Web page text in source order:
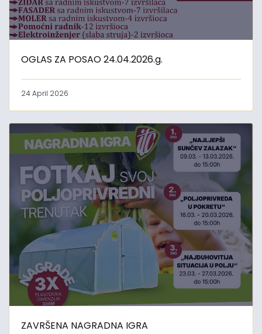
OGLAS ZA POSAO 24.04.2026.g.
24 April 2026
ZAVRŠENA NAGRADNA IGRA